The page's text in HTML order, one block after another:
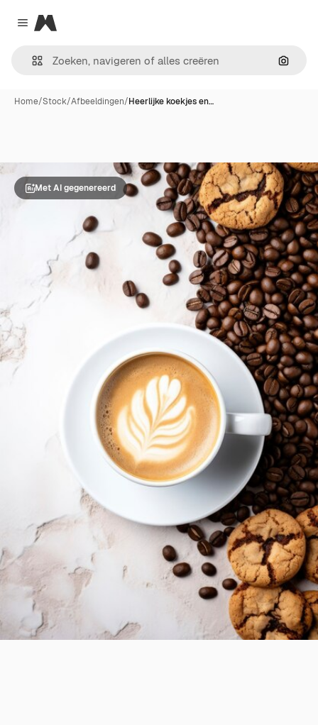
Close menu
Magnific
Home/Stock/Afbeeldingen/Heerlijke koekjes en…
Met AI gegenereerd